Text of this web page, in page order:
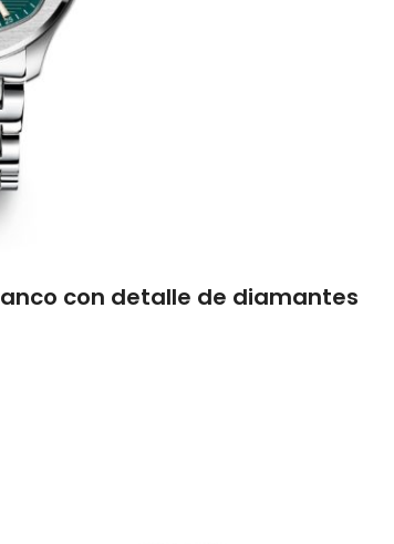
con detalle de diamantes